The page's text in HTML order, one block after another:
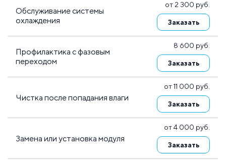
Обслуживание системы
охлаждения
от 2 300 руб.
Заказать
Профилактика с фазовым
переходом
8 600 руб.
Заказать
Чистка после попадания влаги
от 11 000 руб.
Заказать
Замена или установка модуля
от 4 000 руб.
Заказать